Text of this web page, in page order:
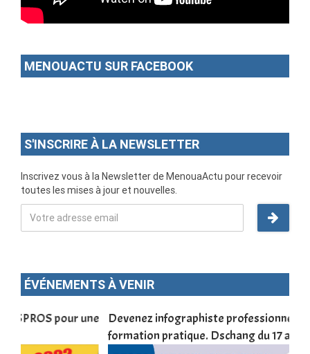
MENOUACTU SUR FACEBOOK
S'INSCRIRE À LA NEWSLETTER
Inscrivez vous à la Newsletter de MenouaActu pour recevoir
toutes les mises à jour et nouvelles.
ÉVÉNEMENTS À VENIR
Devenez infographiste professionnel en 10 jours de
formation pratique. Dschang du 17 au 27 janvier 2022